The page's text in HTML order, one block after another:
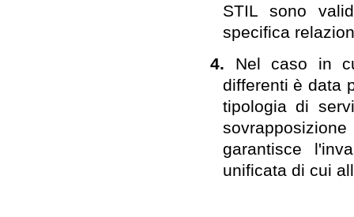
STIL sono
specifica
4. Nel caso in
differenti è data
tipologia di
garantisce
unificata di cui